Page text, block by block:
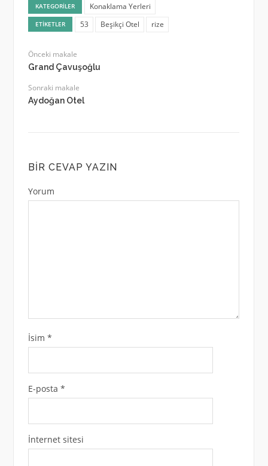
KATEGORILER Konaklama Yerleri
ETIKETLER 53 Beşikçi Otel rize
Önceki makale
Grand Çavuşoğlu
Sonraki makale
Aydoğan Otel
BIR CEVAP YAZIN
Yorum
İsim *
E-posta *
İnternet sitesi